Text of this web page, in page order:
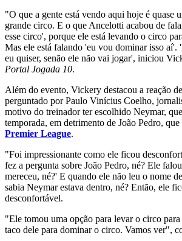
"O que a gente está vendo aqui hoje é quase
grande circo. E o que Ancelotti acabou de
esse circo', porque ele está levando o circo
Mas ele está falando 'eu vou dominar isso aí'.
eu quiser, senão ele não vai jogar', iniciou
Portal Jogada 10.
Além do evento, Vickery destacou a reação
perguntado por Paulo Vinícius Coelho,
motivo do treinador ter escolhido Neymar,
temporada, em detrimento de João Pedro,
Premier League.
"Foi impressionante como ele ficou
fez a pergunta sobre João Pedro, né? Ele
mereceu, né?' E quando ele não leu o nome
sabia Neymar estava dentro, né? Então, ele
desconfortável.
"Ele tomou uma opção para levar o circo
taco dele para dominar o circo. Vamos ver",